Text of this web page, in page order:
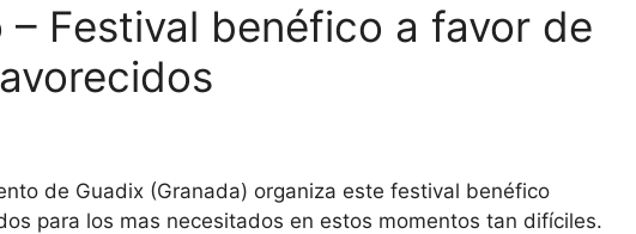
– Festival benéfico a favor de
de Guadix (Granada) organiza este festival benéfico
para los mas necesitados en estos momentos tan difíciles.